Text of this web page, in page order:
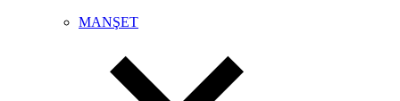
MANŞET